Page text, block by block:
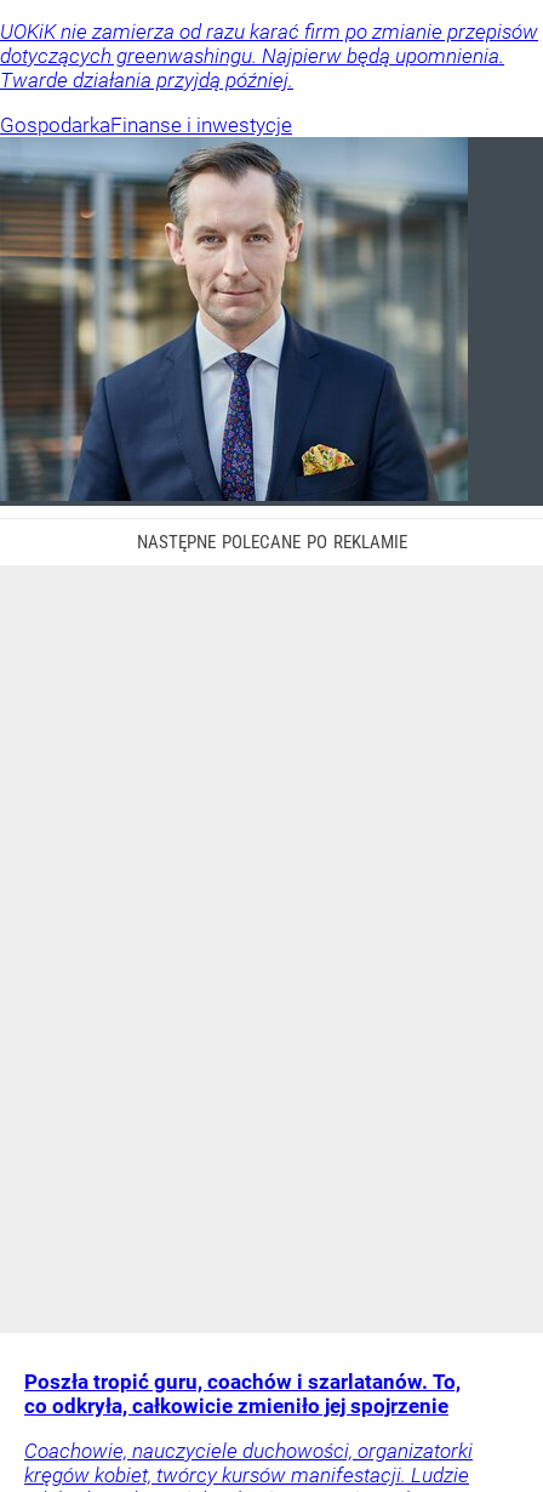
UOKiK nie zamierza od razu karać firm po zmianie przepisów
dotyczących greenwashingu. Najpierw będą upomnienia.
Twarde działania przyjdą później.
GospodarkaFinanse i inwestycje
Poszła tropić guru, coachów i szarlatanów. To,
co odkryła, całkowicie zmieniło jej spojrzenie
Coachowie, nauczyciele duchowości, organizatorki
kręgów kobiet, twórcy kursów manifestacji. Ludzie